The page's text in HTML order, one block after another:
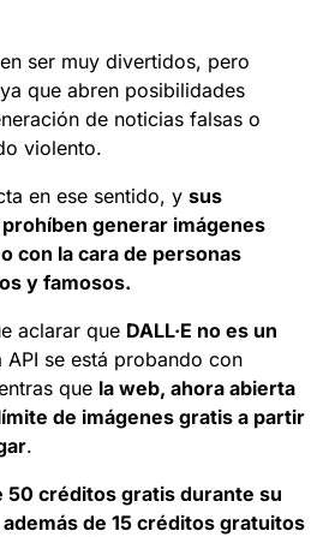
ser muy divertidos, pero
que abren posibilidades
de noticias falsas o
violento.
en ese sentido, y sus
generar imágenes
con la cara de personas
y famosos.
aclarar que DALL·E no es un
API se está probando con
que la web, ahora abierta
de imágenes gratis a partir
.
50 créditos gratis durante su
de 15 créditos gratuitos